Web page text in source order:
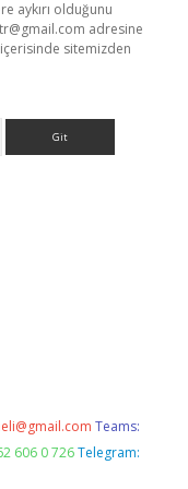
aykırı olduğunu
adresine
sitemizden
Teams:
606 0 726 Telegram: